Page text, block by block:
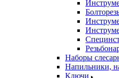
Наборы
Напильники,
Ключи